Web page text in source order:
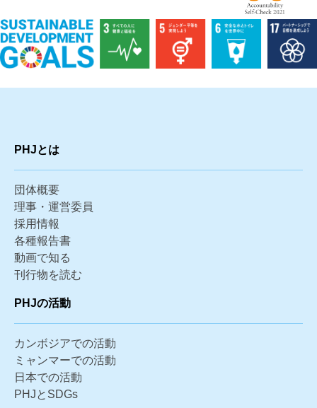
PHJとは
団体概要
理事・運営委員
採用情報
各種報告書
動画で知る
刊行物を読む
PHJの活動
カンボジアでの活動
ミャンマーでの活動
日本での活動
PHJとSDGs